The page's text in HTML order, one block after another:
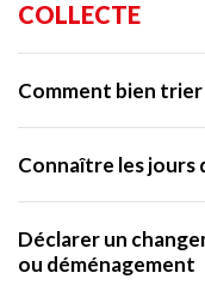
COLLECTE
Comment bien
Connaître les jours
Déclarer un
ou déménagement